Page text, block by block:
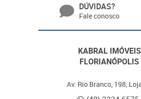
DÚVIDAS?
Fale conosco
KABRAL IMÓVEIS
FLORIANÓPOLIS
Av. Rio Branco, 198,